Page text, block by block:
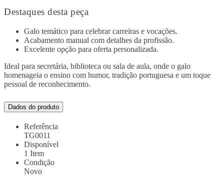
Destaques desta peça
Galo temático para celebrar carreiras e vocações.
Acabamento manual com detalhes da profissão.
Excelente opção para oferta personalizada.
Ideal para secretária, biblioteca ou sala de aula, onde o galo
homenageia o ensino com humor, tradição portuguesa e um toque
pessoal de reconhecimento.
Dados do produto
Referência
TG0011
Disponível
1 Item
Condição
Novo